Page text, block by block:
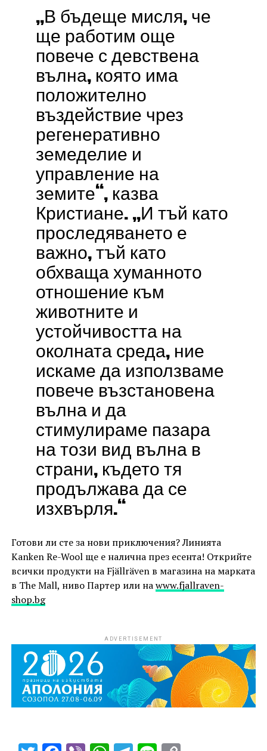
„В бъдеще мисля, че
ще работим още
повече с девствена
вълна, която има
положително
въздействие чрез
регенеративно
земеделие и
управление на
земите“, казва
Кристиане. „И тъй като
проследяването е
важно, тъй като
обхваща хуманното
отношение към
животните и
устойчивостта на
околната среда, ние
искаме да използваме
повече възстановена
вълна и да
стимулираме пазара
на този вид вълна в
страни, където тя
продължава да се
изхвърля.“
Готови ли сте за нови приключения? Линията
Kanken Re-Wool ще е налична през есента! Открийте
всички продукти на Fjällräven в магазина на марката
в The Mall, ниво Партер или наwww.fjallraven-
shop.bg
ADVERTISEMENT